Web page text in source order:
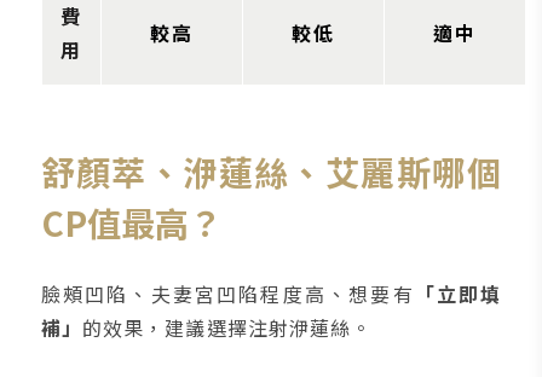
費
用
較高 較低 適中
舒顏萃、洢蓮絲、艾麗斯哪個
CP值最高？
臉頰凹陷、夫妻宮凹陷程度高、想要有 「立即填
補」 的效果，建議選擇注射洢蓮絲。